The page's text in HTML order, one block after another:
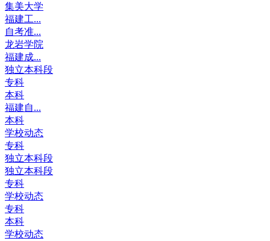
集美大学
福建工...
自考准...
龙岩学院
福建成...
独立本科段
专科
本科
福建自...
本科
学校动态
专科
独立本科段
独立本科段
专科
学校动态
专科
本科
学校动态